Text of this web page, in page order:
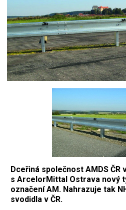
Dceřiná společnost AMDS ČR
s ArcelorMittal Ostrava nový
označení AM. Nahrazuje tak
svodidla v ČR.